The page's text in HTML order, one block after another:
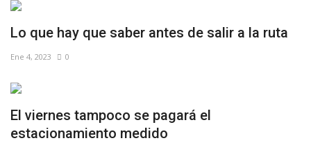
Lo que hay que saber antes de salir a la ruta
Ene 4, 2023 0
El viernes tampoco se pagará el
estacionamiento medido